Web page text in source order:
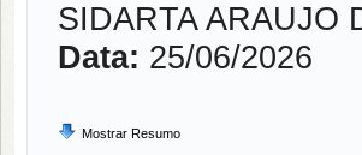
SIDARTA ARAUJO
Data: 25/06/2026
Mostrar Resumo